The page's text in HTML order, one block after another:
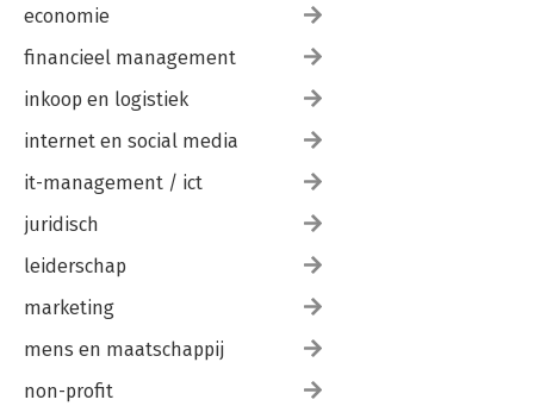
economie
financieel management
inkoop en logistiek
internet en social media
it-management / ict
juridisch
leiderschap
marketing
mens en maatschappij
non-profit